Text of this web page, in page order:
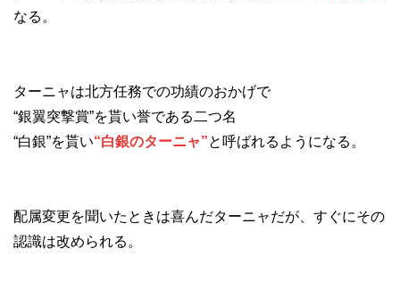
なる。
ターニャは北方任務での功績のおかげで
“銀翼突撃賞”を貰い誉である二つ名
“白銀”を貰い“白銀のターニャ”と呼ばれるようになる。
配属変更を聞いたときは喜んだターニャだが、すぐにその
認識は改められる。